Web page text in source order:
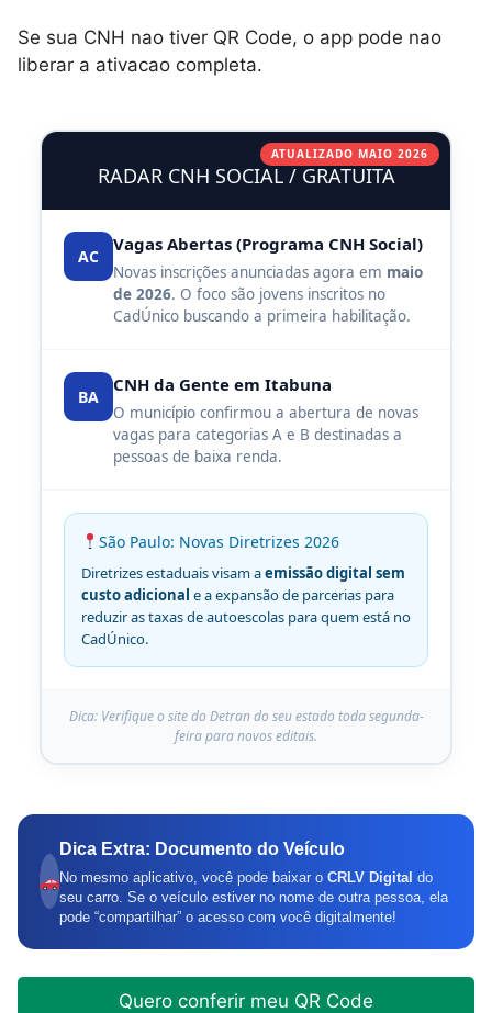
Se sua CNH nao tiver QR Code, o app pode nao
liberar a ativacao completa.
ATUALIZADO MAIO 2026
RADAR CNH SOCIAL / GRATUITA
AC
Vagas Abertas (Programa CNH Social)
Novas inscrições anunciadas agora em maio
de 2026. O foco são jovens inscritos no
CadÚnico buscando a primeira habilitação.
BA
CNH da Gente em Itabuna
O município confirmou a abertura de novas
vagas para categorias A e B destinadas a
pessoas de baixa renda.
São Paulo: Novas Diretrizes 2026
Diretrizes estaduais visam aemissão digital sem
custo adicional e a expansão de parcerias para
reduzir as taxas de autoescolas para quem está no
CadÚnico.
Dica: Verifique o site do Detran do seu estado toda segunda-
feira para novos editais.
Dica Extra: Documento do Veículo
No mesmo aplicativo, você pode baixar o CRLV Digital do
seu carro. Se o veículo estiver no nome de outra pessoa, ela
pode “compartilhar” o acesso com você digitalmente!
Quero conferir meu QR Code